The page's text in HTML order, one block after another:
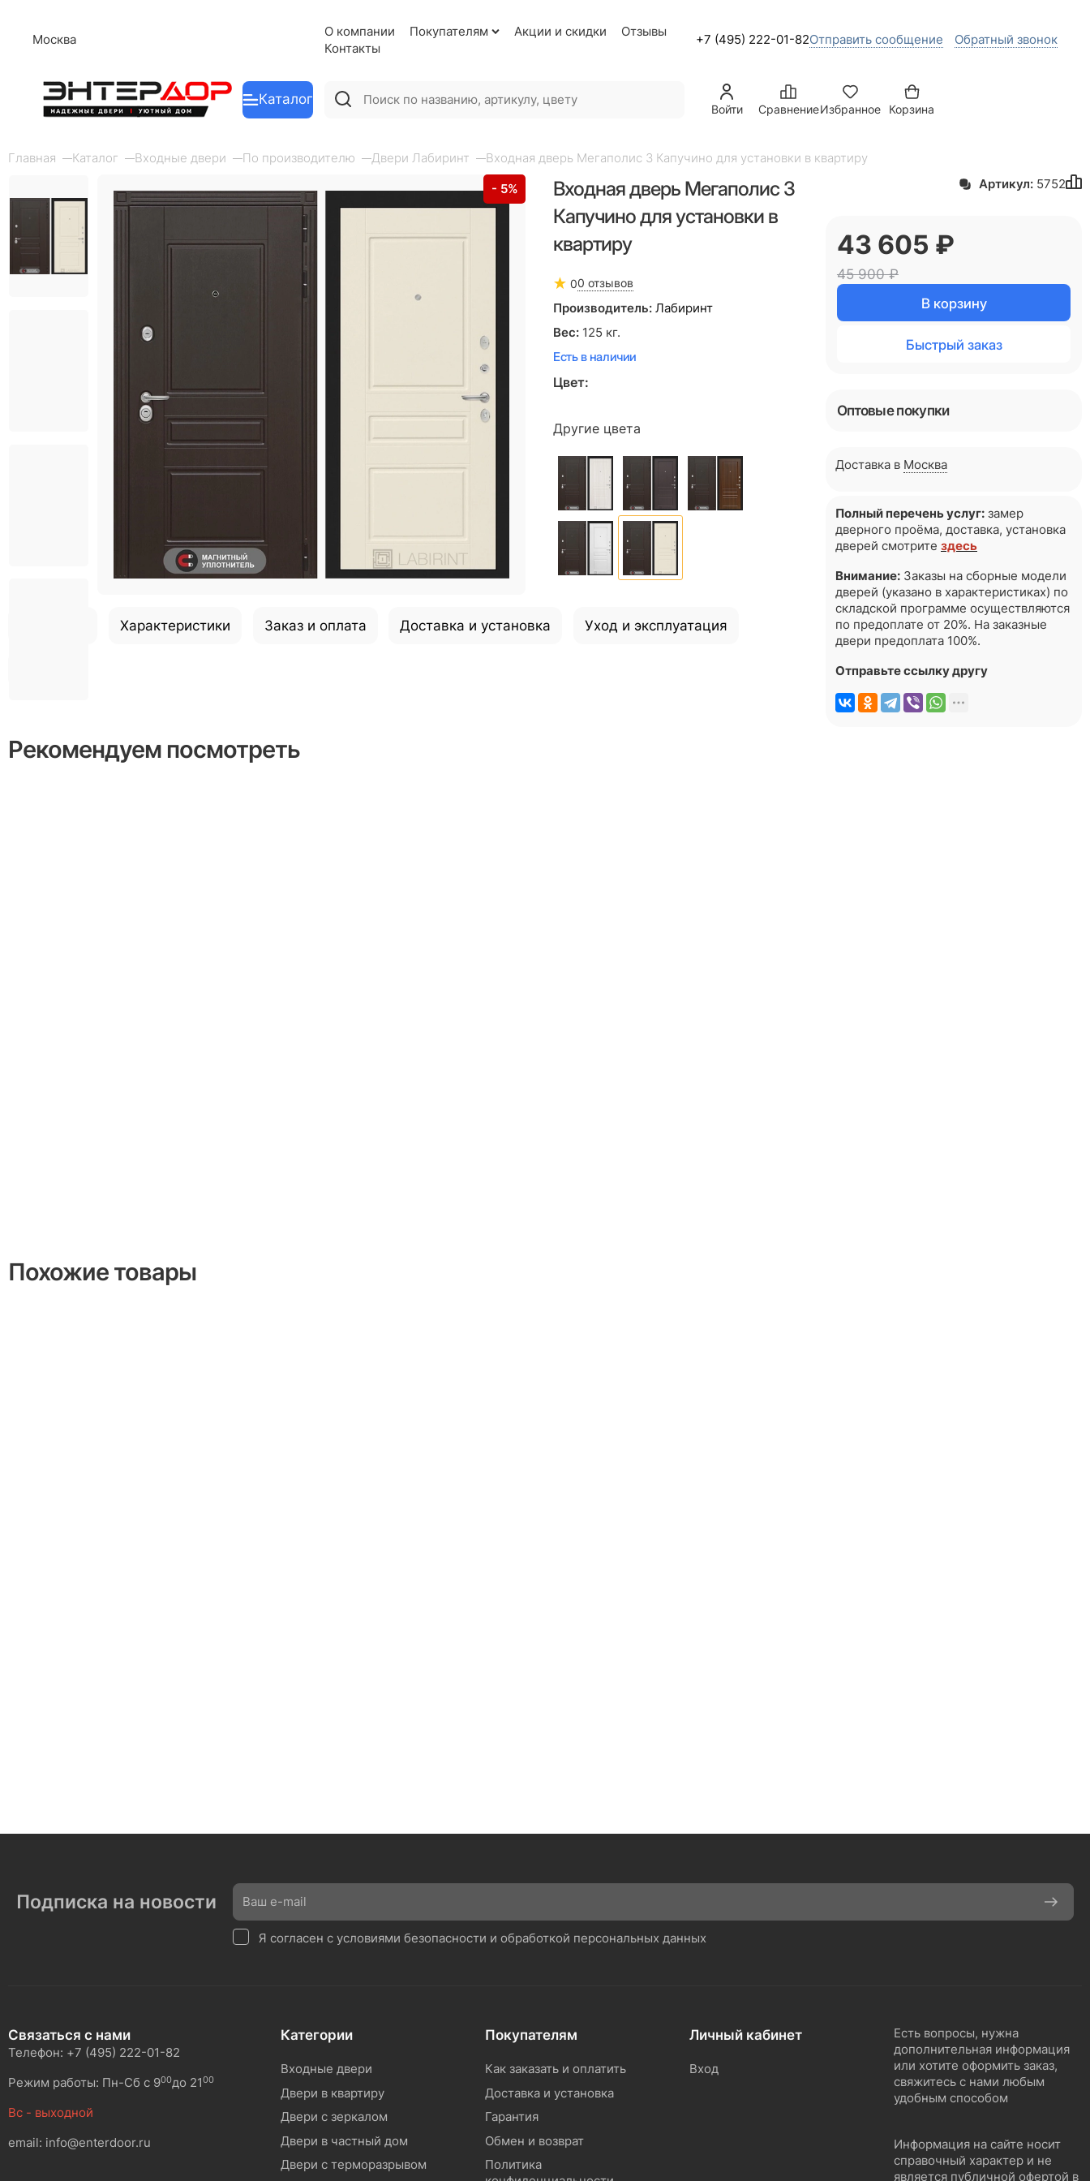
Москва
О компании Покупателям Акции и скидки
Отзывы
Контакты
+7 (495) 222-01-82Отправить сообщение Обратный звонок
Каталог
Войти СравнениеИзбранное Корзина
Главная Каталог Входные двери По производителю Двери Лабиринт Входная дверь Мегаполис 3 Капучино для установки в квартиру
- 5%
Входная дверь Мегаполис 3
Капучино для установки в
квартиру
00 отзывов
Производитель: Лабиринт
Вес: 125 кг.
Есть в наличии
Цвет:
Другие цвета
Характеристики Заказ и оплата Доставка и установка Уход и эксплуатация
Рекомендуем посмотреть
Похожие товары
Артикул: 5752
45 900 ₽
43 605 ₽
В корзину
Быстрый заказ
Оптовые покупки
Доставка в Москва
Полный перечень услуг: замер
дверного проёма, доставка, установка
дверей смотрите здесь
Внимание: Заказы на сборные модели
дверей (указано в характеристиках) по
складской программе осуществляются
по предоплате от 20%. На заказные
двери предоплата 100%.
Отправьте ссылку другу
Подписка на новости
Я согласен с условиями безопасности и обработкой персональных данных
Связаться с нами
Телефон: +7 (495) 222-01-82
Режим работы: Пн-Сб с 900до 2100
Вс - выходной
email: info@enterdoor.ru
Категории
Входные двери
Двери в квартиру
Двери с зеркалом
Двери в частный дом
Двери с терморазрывом
Покупателям
Как заказать и оплатить
Доставка и установка
Гарантия
Обмен и возврат
Политика
Личный кабинет
Вход
Есть вопросы, нужна
дополнительная информация
или хотите оформить заказ,
свяжитесь с нами любым
удобным способом
Информация на сайте носит
справочный характер и не
является публичной офертой в